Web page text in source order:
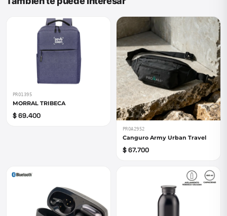
PRO1395
MORRAL TRIBECA
$ 69.400
PROA2952
Canguro Army Urban Travel
$ 67.700